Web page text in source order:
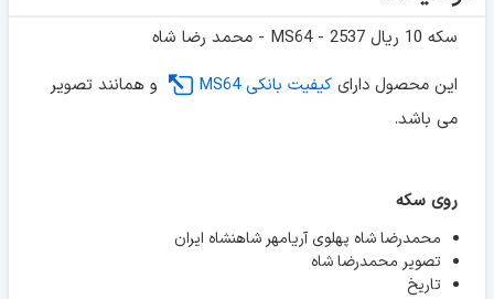
سکه 10 ریال 2537 - MS64 - محمد رضا شاه
این محصول دارای کیفیت بانکی MS64
و همانند تصویر
می باشد.
روی سکه
محمدرضا شاه پهلوی آریامهر شاهنشاه ایران
تصویر محمدرضا شاه
تاریخ